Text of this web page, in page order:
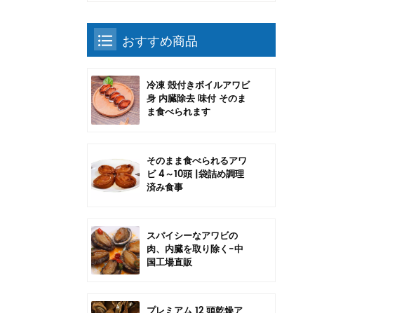
おすすめ商品
冷凍 殻付きボイルアワビ
身 内臓除去 味付 そのま
ま食べられます
そのまま食べられるアワ
ビ 4～10頭 |袋詰め調理
済み食事
スパイシーなアワビの
肉、内臓を取り除く-中
国工場直販